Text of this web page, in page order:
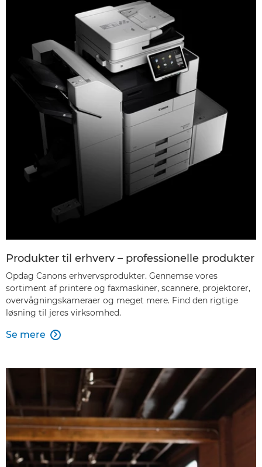
Produkter til erhverv – professionelle produkter
Opdag Canons erhvervsprodukter. Gennemse vores
sortiment af printere og faxmaskiner, scannere, projektorer,
overvågningskameraer og meget mere. Find den rigtige
løsning til jeres virksomhed.
Se mere 